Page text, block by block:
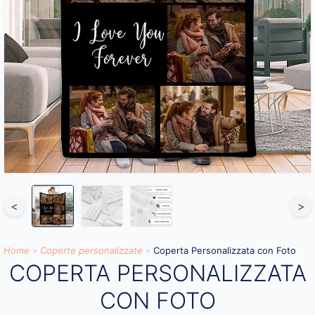
< >
Home » Coperte personalizzate » Coperta Personalizzata con Foto
COPERTA PERSONALIZZATA
CON FOTO